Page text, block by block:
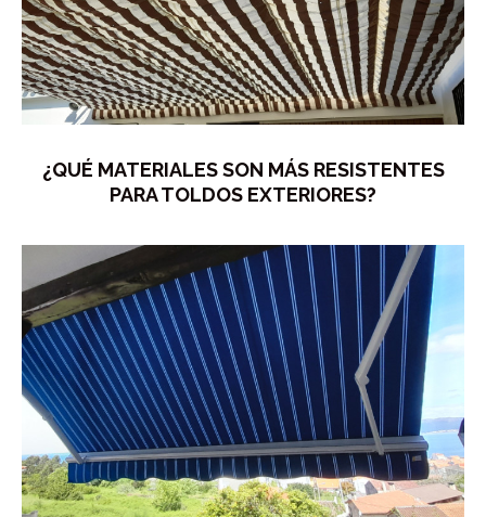
¿QUÉ MATERIALES SON MÁS RESISTENTES
PARA TOLDOS EXTERIORES?